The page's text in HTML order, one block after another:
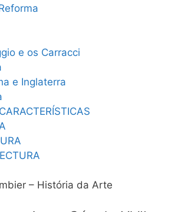
e os Carracci
e Inglaterra
– História da Arte